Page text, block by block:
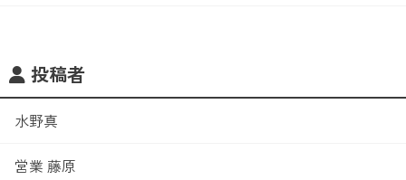
投稿者
水野真
営業 藤原